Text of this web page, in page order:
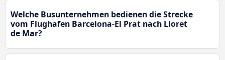
Welche Busunternehmen bedienen die Strecke
vom Flughafen Barcelona-El Prat nach Lloret
de Mar?